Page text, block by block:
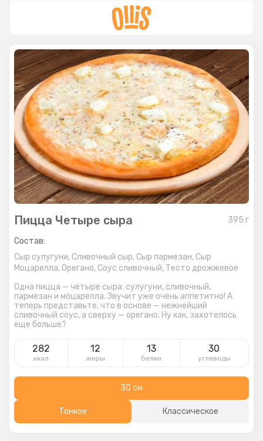
Пицца Четыре сыра 395 г
Состав:
Сыр сулугуни, Сливочный сыр, Сыр пармезан, Сыр
Моцарелла, Орегано, Соус сливочный, Тесто дрожжевое
Одна пицца — четыре сыра: сулугуни, сливочный,
пармезан и моцарелла. Звучит уже очень аппетитно! А
теперь представьте, что в основе — нежнейший
сливочный соус, а сверху — орегано. Ну как, захотелось
еще больше?
282
ккал
12
жиры
13
белки
30
углеводы
30 см
Тонкое Классическое